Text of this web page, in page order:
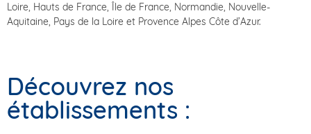
Loire, Hauts de France, Île de France, Normandie, Nouvelle-
Aquitaine, Pays de la Loire et Provence Alpes Côte d’Azur.
Découvrez nos
établissements :